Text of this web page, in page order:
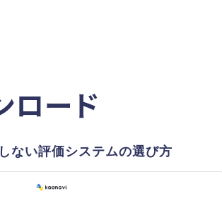
ロード
ない評価システムの選び方